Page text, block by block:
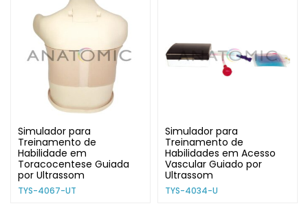
Simulador para
Treinamento de
Habilidade em
Toracocentese Guiada
por Ultrassom
TYS-4067-UT
Simulador para
Treinamento de
Habilidades em Acesso
Vascular Guiado por
Ultrassom
TYS-4034-U